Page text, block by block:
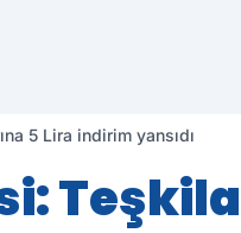
5 Lira indirim yansıdı